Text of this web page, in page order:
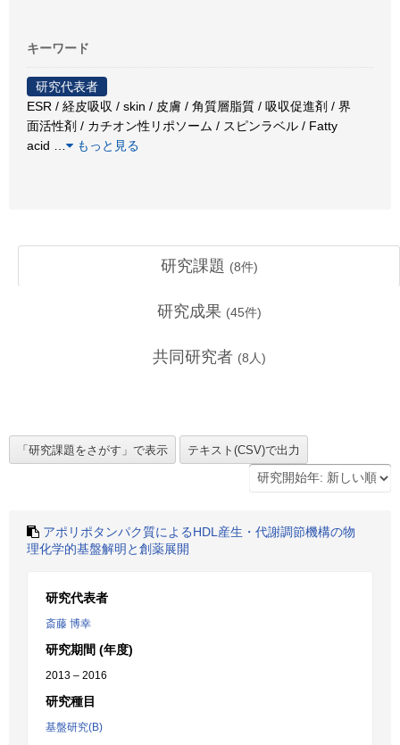
キーワード
研究代表者
ESR / 経皮吸収 / skin / 皮膚 / 角質層脂質 / 吸収促進剤 / 界
面活性剤 / カチオン性リポソーム / スピンラベル / Fatty
acid
もっと見る
研究課題 (8件)
研究成果 (45件)
共同研究者 (8 人)
アポリポタンパク質によるHDL産生・代謝調節機構の物
理化学的基盤解明と創薬展開
研究代表者
斎藤 博幸
研究期間 (年度)
2013 – 2016
研究種目
基盤研究(B)